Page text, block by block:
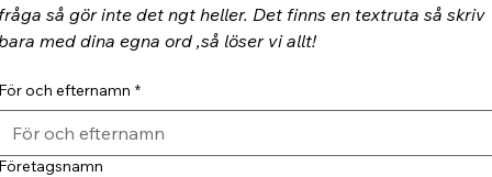
så gör inte det ngt heller. Det finns en textruta så skriv
med dina egna ord ,så löser vi allt!
och efternamn *